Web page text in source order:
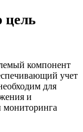
цель
компонент
учет
для
и
мониторинга